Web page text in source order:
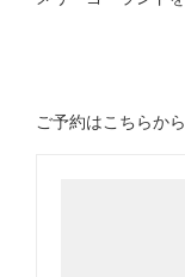
ご予約はこちらか